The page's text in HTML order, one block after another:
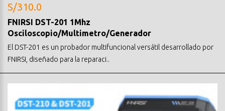
S/310.0
FNIRSI DST-201 1Mhz
Osciloscopio/Multimetro/Generador
El DST-201 es un probador multifuncional versátil desarrollado por
FNIRSI, diseñado para la reparaci..